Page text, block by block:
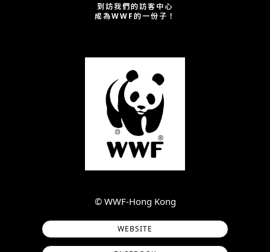
到訪我們的訪客中心
成為WWF的一份子！
©︎ WWF-Hong Kong
WEBSITE